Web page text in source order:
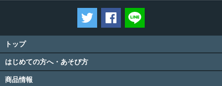
ツイートするFacebookでシェアする
トップ
はじめての方へ・あそび方
商品情報